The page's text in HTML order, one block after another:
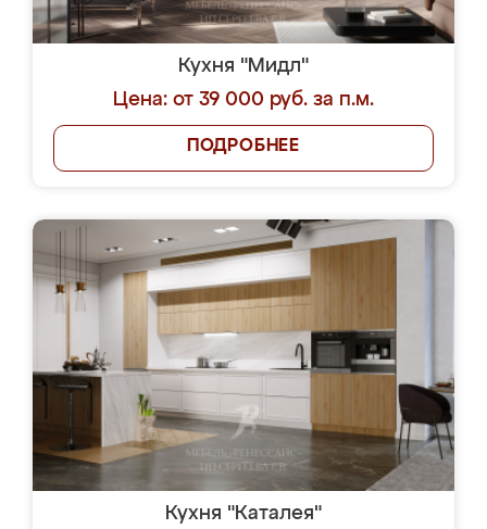
Кухня "Мидл"
Цена: от 39 000 руб. за п.м.
ПОДРОБНЕЕ
Кухня "Каталея"